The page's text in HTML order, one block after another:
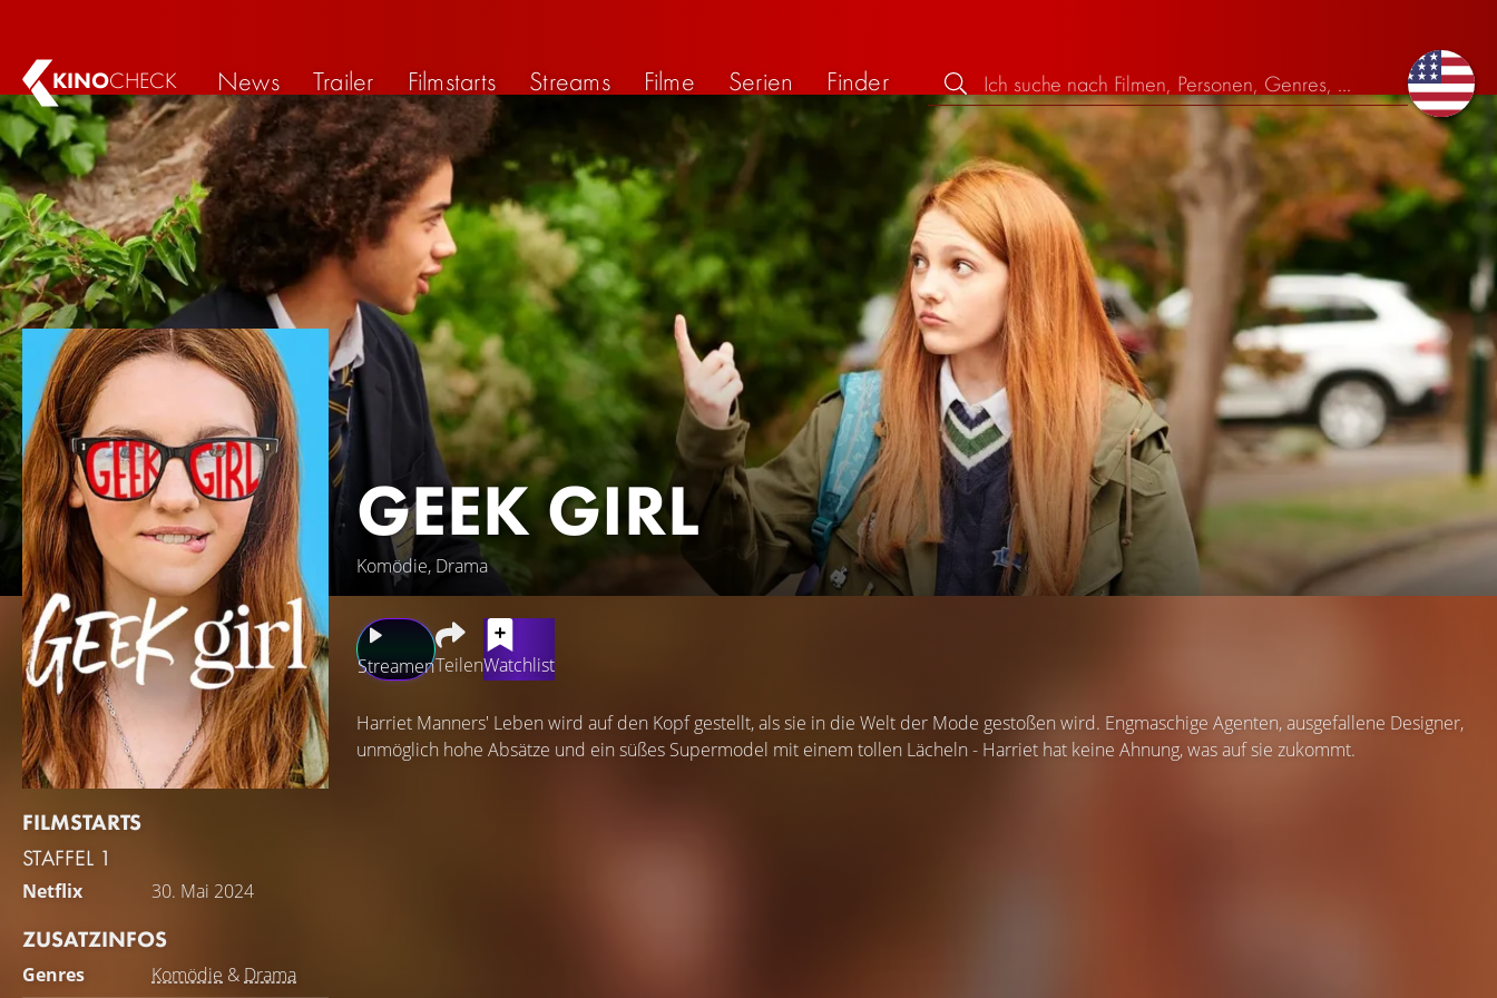
KINOCHECK News Trailer Filmstarts Streams Filme Serien Finder
GEEK GIRL
Komödie, Drama
FILMSTARTS
STAFFEL 1
Netflix 30. Mai 2024
ZUSATZINFOS
Genres Komödie & Drama
StreamenTeilenWatchlist
Harriet Manners' Leben wird auf den Kopf gestellt, als sie in die Welt der Mode gestoßen wird. Engmaschige Agenten, ausgefallene Designer,
unmöglich hohe Absätze und ein süßes Supermodel mit einem tollen Lächeln - Harriet hat keine Ahnung, was auf sie zukommt.